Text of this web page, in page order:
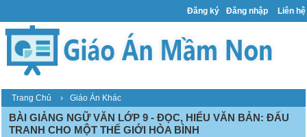
Đăng ký Đăng nhập Liên hệ
Trang Chủ › Giáo Án Khác
BÀI GIẢNG NGỮ VĂN LỚP 9 - ĐỌC, HIỂU VĂN BẢN: ĐẤU
TRANH CHO MỘT THẾ GIỚI HÒA BÌNH